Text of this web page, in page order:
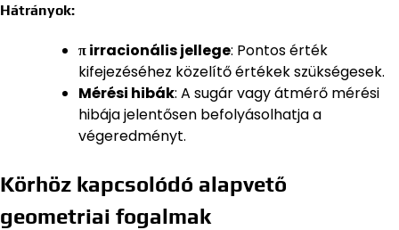
Hátrányok:
π irracionális jellege: Pontos érték
kifejezéséhez közelítő értékek szükségesek.
Mérési hibák: A sugár vagy átmérő mérési
hibája jelentősen befolyásolhatja a
végeredményt.
Körhöz kapcsolódó alapvető
geometriai fogalmak